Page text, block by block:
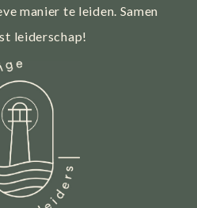
manier te leiden. Samen
leiderschap!